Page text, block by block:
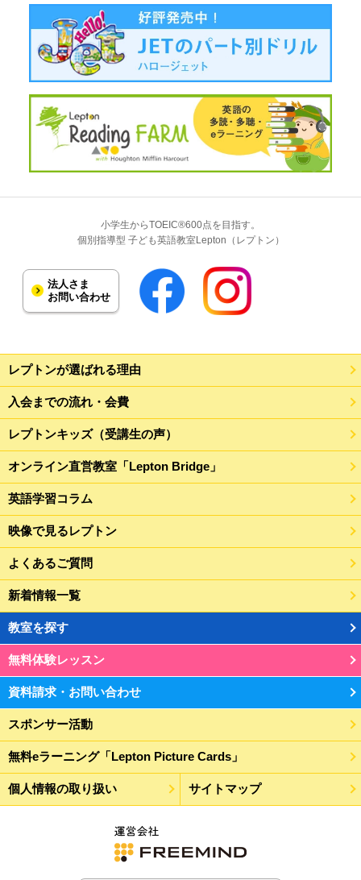
小学生からTOEIC®600点を目指す。
個別指導型 子ども英語教室Lepton（レプトン）
法人さま
お問い合わせ
レプトンが選ばれる理由
入会までの流れ・会費
レプトンキッズ（受講生の声）
オンライン直営教室「Lepton Bridge」
英語学習コラム
映像で見るレプトン
よくあるご質問
新着情報一覧
教室を探す
無料体験レッスン
資料請求・お問い合わせ
スポンサー活動
無料eラーニング「Lepton Picture Cards」
個人情報の取り扱い サイトマップ